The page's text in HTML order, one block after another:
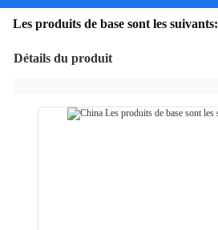
Les produits de base sont les suivants:
Détails du produit